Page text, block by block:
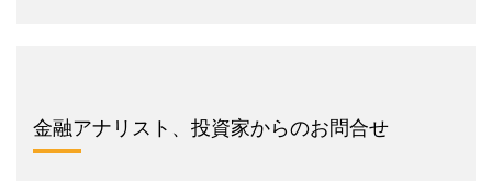
金融アナリスト、投資家からのお問合せ